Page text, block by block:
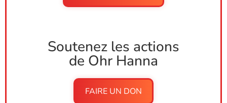
Soutenez les actions
de Ohr Hanna
FAIRE UN DON